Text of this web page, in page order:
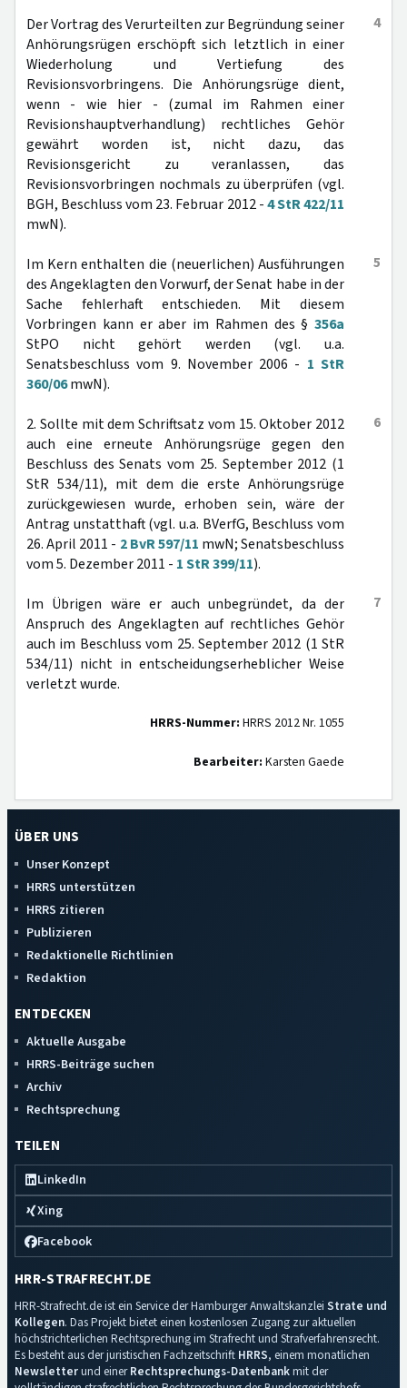
4
Der Vortrag des Verurteilten zur Begründung seiner
Anhörungsrügen erschöpft sich letztlich in einer
Wiederholung und Vertiefung des
Revisionsvorbringens. Die Anhörungsrüge dient,
wenn - wie hier - (zumal im Rahmen einer
Revisionshauptverhandlung) rechtliches Gehör
gewährt worden ist, nicht dazu, das
Revisionsgericht zu veranlassen, das
Revisionsvorbringen nochmals zu überprüfen (vgl.
BGH, Beschluss vom 23. Februar 2012 -4 StR 422/11
mwN).
5
Im Kern enthalten die (neuerlichen) Ausführungen
des Angeklagten den Vorwurf, der Senat habe in der
Sache fehlerhaft entschieden. Mit diesem
Vorbringen kann er aber im Rahmen des § 356a
StPO nicht gehört werden (vgl. u.a.
Senatsbeschluss vom 9. November 2006 - 1 StR
360/06mwN).
6
2. Sollte mit dem Schriftsatz vom 15. Oktober 2012
auch eine erneute Anhörungsrüge gegen den
Beschluss des Senats vom 25. September 2012 (1
StR 534/11), mit dem die erste Anhörungsrüge
zurückgewiesen wurde, erhoben sein, wäre der
Antrag unstatthaft (vgl. u.a. BVerfG, Beschluss vom
26. April 2011 - 2 BvR 597/11 mwN; Senatsbeschluss
vom 5. Dezember 2011 - 1 StR 399/11).
7
Im Übrigen wäre er auch unbegründet, da der
Anspruch des Angeklagten auf rechtliches Gehör
auch im Beschluss vom 25. September 2012 (1 StR
534/11) nicht in entscheidungserheblicher Weise
verletzt wurde.
HRRS-Nummer: HRRS 2012 Nr. 1055
Bearbeiter: Karsten Gaede
ÜBER UNS
Unser Konzept
HRRS unterstützen
HRRS zitieren
Publizieren
Redaktionelle Richtlinien
Redaktion
ENTDECKEN
Aktuelle Ausgabe
HRRS-Beiträge suchen
Archiv
Rechtsprechung
TEILEN
LinkedIn
Xing
Facebook
HRR-STRAFRECHT.DE
HRR-Strafrecht.de ist ein Service der Hamburger Anwaltskanzlei Strate und
Kollegen. Das Projekt bietet einen kostenlosen Zugang zur aktuellen
höchstrichterlichen Rechtsprechung im Strafrecht und Strafverfahrensrecht.
Es besteht aus der juristischen Fachzeitschrift HRRS, einem monatlichen
Newsletterund einerRechtsprechungs-Datenbankmit der